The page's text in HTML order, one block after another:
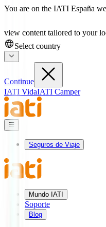
You are on the IATI España
view content tailored to your
Select country
Continue
IATI VidaIATI Camper
Seguros de Viaje
Mundo IATI
Soporte
Blog